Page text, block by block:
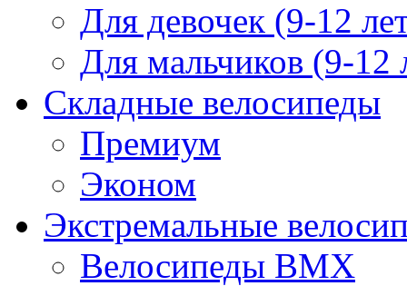
Для девочек (9-12
Для мальчиков (9-12
Складные велосипеды
Премиум
Эконом
Экстремальные
Велосипеды BMX